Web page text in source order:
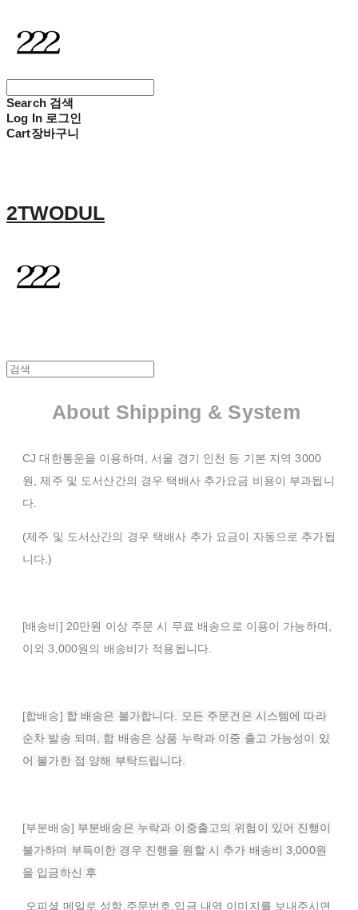
Search 검색
Log In 로그인
Cart장바구니
2TWODUL
About Shipping & System
CJ 대한통운을 이용하며, 서울 경기 인천 등 기본 지역 3000
원, 제주 및 도서산간의 경우 택배사 추가요금 비용이 부과됩니
다.
(제주 및 도서산간의 경우 택배사 추가 요금이 자동으로 추가됩
니다.)
[배송비] 20만원 이상 주문 시 무료 배송으로 이용이 가능하며,
이외 3,000원의 배송비가 적용됩니다.
[합배송] 합 배송은 불가합니다. 모든 주문건은 시스템에 따라
순차 발송 되며, 합 배송은 상품 누락과 이중 출고 가능성이 있
어 불가한 점 양해 부탁드립니다.
[부분배송] 부분배송은 누락과 이중출고의 위험이 있어 진행이
불가하며 부득이한 경우 진행을 원할 시 추가 배송비 3,000원
을 입금하신 후
오피셜 메일로 성함,주문번호,입금 내역 이미지를 보내주시면